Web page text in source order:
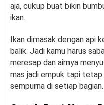
aja, cukup buat bikin
ikan.
Ikan dimasak dengan api
balik. Jadi kamu harus
meresap dan airnya
mas jadi empuk tapi
sempurna di setiap bagian.